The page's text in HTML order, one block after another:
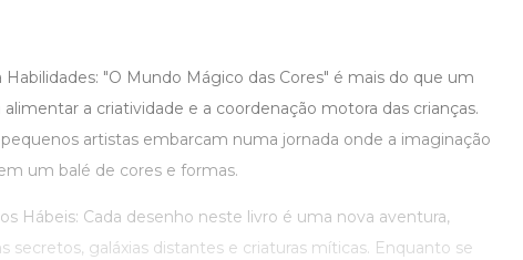
"O Mundo Mágico das Cores" é mais do que um
a criatividade e a coordenação motora das crianças.
artistas embarcam numa jornada onde a imaginação
um balé de cores e formas.
Hábeis: Cada desenho neste livro é uma nova aventura,
secretos, galáxias distantes e criaturas míticas. Enquanto se